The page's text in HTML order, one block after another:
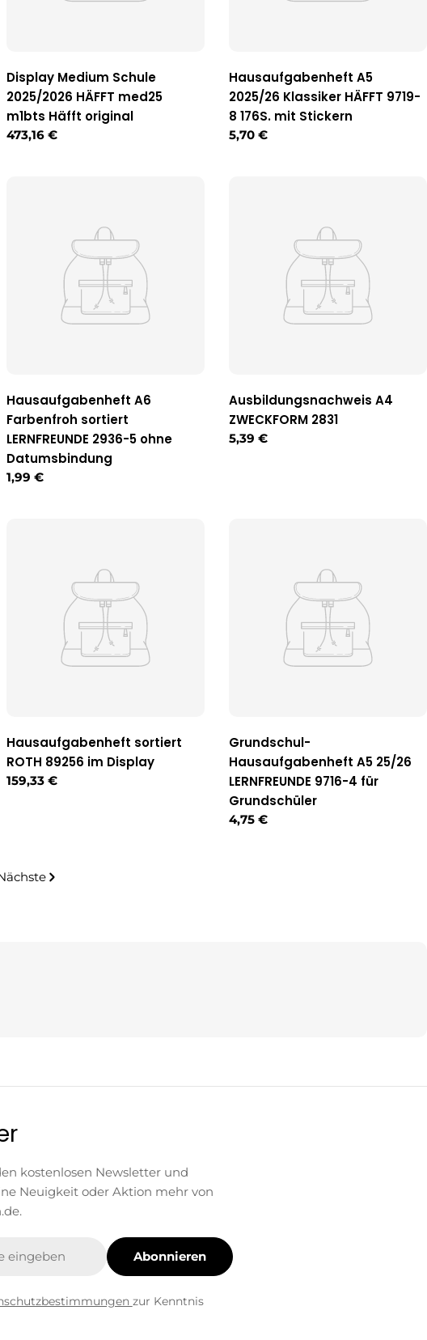
Display Medium Schule
2025/2026 HÄFFT med25
m1bts Häfft original
Regulärer
473,16 €
Hausaufgabenheft A5
2025/26 Klassiker HÄFFT 9719-
8 176S. mit Stickern
Regulärer
5,70 €
Hausaufgabenheft A6
Farbenfroh sortiert
LERNFREUNDE 2936-5 ohne
Datumsbindung
Regulärer
1,99 €
Ausbildungsnachweis A4
ZWECKFORM 2831
Regulärer
5,39 €
Hausaufgabenheft sortiert
ROTH 89256 im Display
Regulärer
159,33 €
Grundschul-
Hausaufgabenheft A5 25/26
LERNFREUNDE 9716-4 für
Grundschüler
Regulärer
4,75 €
kostenlosen Newsletter und
Neuigkeit oder Aktion mehr von
Abonnieren
zur Kenntnis